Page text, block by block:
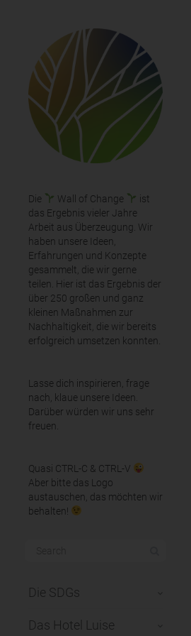
Die Wall of Change
ist
das Ergebnis vieler Jahre
Arbeit aus Überzeugung. Wir
haben unsere Ideen,
Erfahrungen und Konzepte
gesammelt, die wir gerne
teilen. Hier ist das Ergebnis der
über 250 großen und ganz
kleinen Maßnahmen zur
Nachhaltigkeit, die wir bereits
erfolgreich umsetzen konnten.
Lasse dich inspirieren, frage
nach, klaue unsere Ideen.
Darüber würden wir uns sehr
freuen.
Quasi CTRL-C & CTRL-V
Aber bitte das Logo
austauschen, das möchten wir
behalten!
Die SDGs
Das Hotel Luise